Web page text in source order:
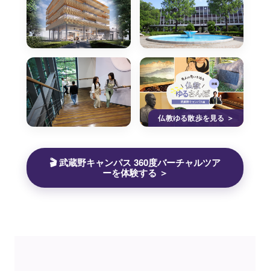
仏教ゆる散歩を見る ＞
🎬 武蔵野キャンパス 360度バーチャルツア
ーを体験する ＞